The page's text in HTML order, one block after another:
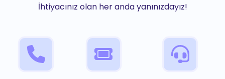
İhtiyacınız olan her anda yanınızdayız!